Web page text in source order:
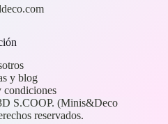
y blog
condiciones
S.COOP. (Minis&Deco
reservados.